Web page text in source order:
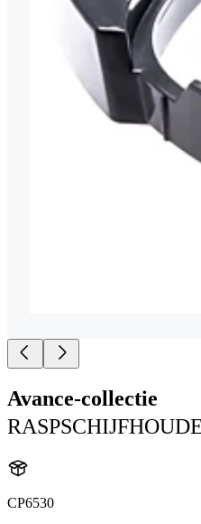
Avance-collectie
CP6530